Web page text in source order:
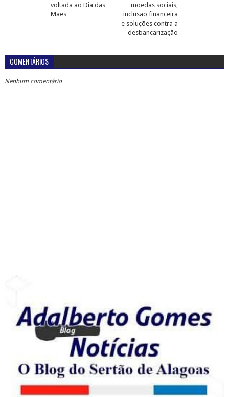
moedas sociais,
inclusão financeira
e soluções contra a
desbancarização
voltada ao Dia das
Mães
COMENTÁRIOS
Nenhum comentário